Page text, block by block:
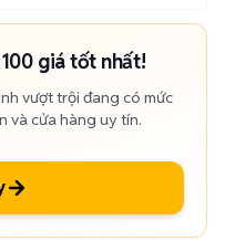
giá tốt nhất!
vượt trội đang có mức
và cửa hàng uy tín.